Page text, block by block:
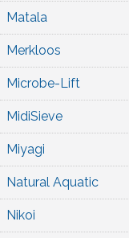
Matala
Merkloos
Microbe-Lift
MidiSieve
Miyagi
Natural Aquatic
Nikoi